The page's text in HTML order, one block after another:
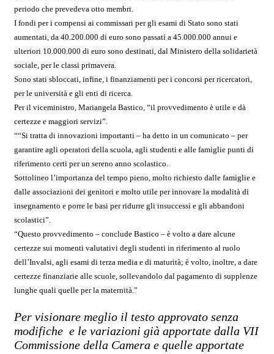
periodo che prevedeva otto membri.
I fondi per i compensi ai commissari per gli esami di Stato sono stati
aumentati, da 40.200.000 di euro sono passati a 45.000.000 annui e
ulteriori 10.000.000 di euro sono destinati, dal Ministero della solidarietà
sociale, per le classi primavera.
Sono stati sbloccati, infine, i finanziamenti per i concorsi per ricercatori,
per le università e gli enti di ricerca.
Per il viceministro, Mariangela Bastico, “il provvedimento è utile e dà
certezze e maggiori servizi”.
““Si tratta di innovazioni importanti – ha detto in un comunicato – per
garantire agli operatori della scuola, agli studenti e alle famiglie punti di
riferimento certi per un sereno anno scolastico.
Sottolineo l’importanza del tempo pieno, molto richiesto dalle famiglie e
dalle associazioni dei genitori e molto utile per innovare la modalità di
insegnamento e porre le basi per ridurre gli insuccessi e gli abbandoni
scolastici”.
“Questo provvedimento – conclude Bastico – è volto a dare alcune
certezze sui momenti valutativi degli studenti in riferimento al ruolo
dell’Invalsi, agli esami di terza media e di maturità; è volto, inoltre, a dare
certezze finanziarie alle scuole, sollevandolo dal pagamento di supplenze
lunghe quali quelle per la maternità.”
Per visionare meglio il testo approvato senza
modifiche e le variazioni già apportate dalla VII
Commissione della Camera e quelle apportate